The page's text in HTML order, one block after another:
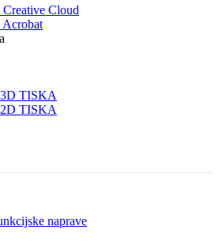
Creative Cloud
Acrobat
TISKA
TISKA
naprave